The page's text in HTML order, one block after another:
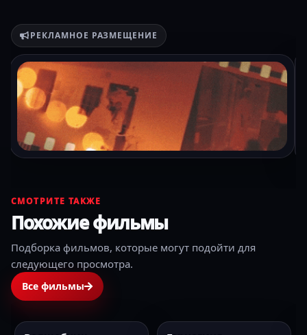
РЕКЛАМНОЕ РАЗМЕЩЕНИЕ
СМОТРИТЕ ТАКЖЕ
Похожие фильмы
Подборка фильмов, которые могут подойти для
следующего просмотра.
Все фильмы